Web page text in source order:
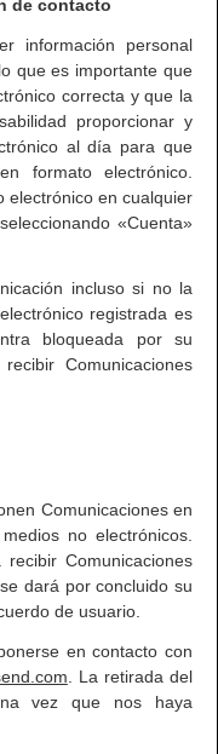
de contacto
información personal
que es importante que
correcta y que la
proporcionar y
al día para que
formato electrónico.
electrónico en cualquier
«Cuenta»
incluso si no la
registrada es
bloqueada por su
Comunicaciones
Comunicaciones en
no electrónicos.
Comunicaciones
dará por concluido su
de usuario.
en contacto con
. La retirada del
vez que nos haya